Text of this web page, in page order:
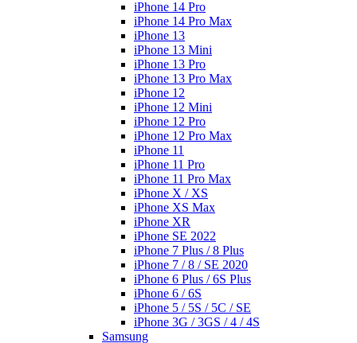
iPhone 14 Pro
iPhone 14 Pro Max
iPhone 13
iPhone 13 Mini
iPhone 13 Pro
iPhone 13 Pro Max
iPhone 12
iPhone 12 Mini
iPhone 12 Pro
iPhone 12 Pro Max
iPhone 11
iPhone 11 Pro
iPhone 11 Pro Max
iPhone X / XS
iPhone XS Max
iPhone XR
iPhone SE 2022
iPhone 7 Plus / 8 Plus
iPhone 7 / 8 / SE 2020
iPhone 6 Plus / 6S Plus
iPhone 6 / 6S
iPhone 5 / 5S / 5C / SE
iPhone 3G / 3GS / 4 / 4S
Samsung